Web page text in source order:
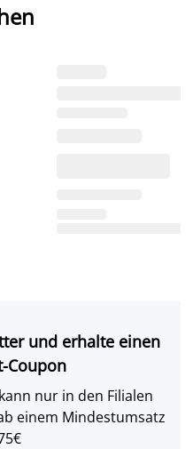
und erhalte einen
Coupon
nur in den Filialen
einem Mindestumsatz